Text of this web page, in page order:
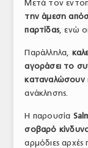
Μετά τον
την άμεση
παρτίδας, ενώ
Παράλληλα,
αγοράσει το
καταναλώσουν
ανάκλησης.
Η παρουσία
σοβαρό
αρμόδιες